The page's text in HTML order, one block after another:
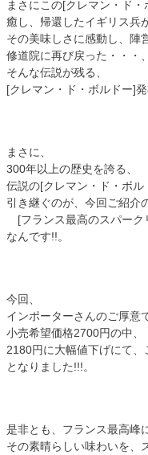
まさにこの[クレマン・ド
癒し、帰還したイギリス兵
その美味しさに感動し、陣
修道院に再び戻った・・・、
そんな伝説が残る、
[クレマン・ド・ボルドー]発
まさに、
300年以上の歴史を誇る、
伝説の[クレマン・ド・ボル
引き継ぐのが、今回ご紹介
[フランス最高のスパーク
なんです!!。
今回、
インポーターさんのご厚意
小売希望価格2700円の中、
2180円に大幅値下げにて、
となりました!!!。
是非とも、フランス最高峰
その素晴らしい味わいを、